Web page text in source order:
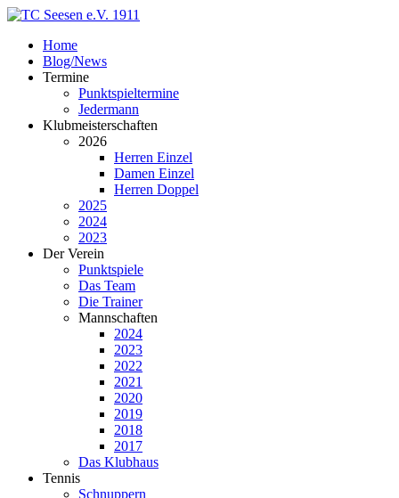
Home
Blog/News
Termine
Punktspieltermine
Jedermann
Klubmeisterschaften
2026
Herren Einzel
Damen Einzel
Herren Doppel
2025
2024
2023
Der Verein
Punktspiele
Das Team
Die Trainer
Mannschaften
2024
2023
2022
2021
2020
2019
2018
2017
Das Klubhaus
Tennis
Schnuppern